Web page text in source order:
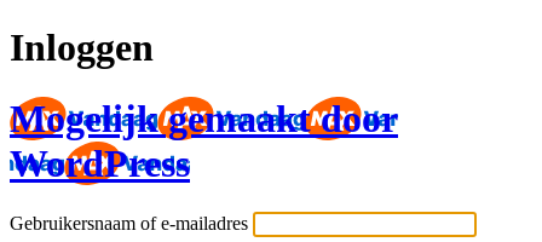
Inloggen
Mogelijk gemaakt door
WordPress
Gebruikersnaam of e-mailadres